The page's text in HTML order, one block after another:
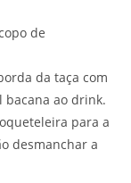
de
da taça com
bacana ao drink.
para a
desmanchar a